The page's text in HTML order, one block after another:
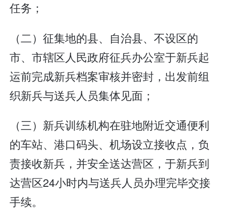
任务；
（二）征集地的县、自治县、不设区的
市、市辖区人民政府征兵办公室于新兵起
运前完成新兵档案审核并密封，出发前组
织新兵与送兵人员集体见面；
（三）新兵训练机构在驻地附近交通便利
的车站、港口码头、机场设立接收点，负
责接收新兵，并安全送达营区，于新兵到
达营区24小时内与送兵人员办理完毕交接
手续。